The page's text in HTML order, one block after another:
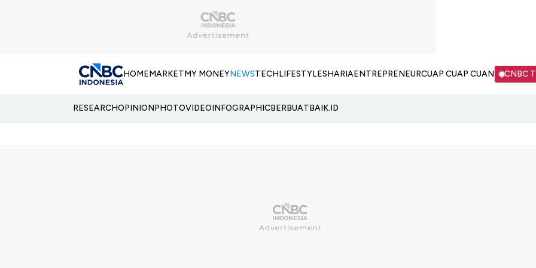
HOMEMARKETMY MONEYNEWSTECHLIFESTYLESHARIAENTREPRENEURCUAP CUAP CUAN CNBC
RESEARCHOPINIONPHOTOVIDEOINFOGRAPHICBERBUATBAIK.ID